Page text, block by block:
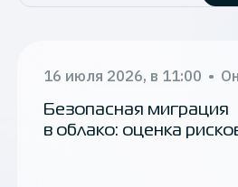
16 июля 2026, в 11:00 •
Безопасная миграция
в облако: оценка